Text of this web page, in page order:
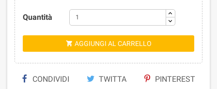
Quantità
 AGGIUNGI AL CARRELLO
CONDIVIDI TWITTA PINTEREST